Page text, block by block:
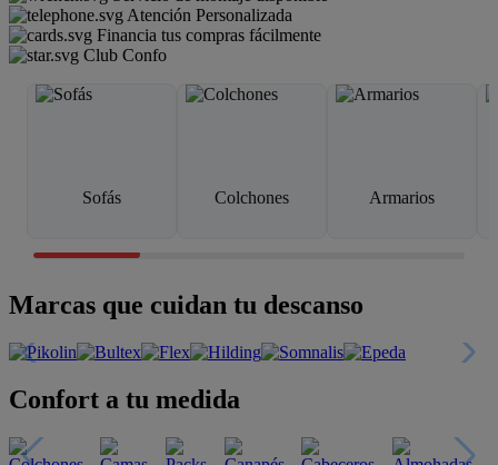
Atención Personalizada
Financia tus compras fácilmente
Club Confo
Sofás Colchones Armarios
Marcas que cuidan tu descanso
Confort a tu medida